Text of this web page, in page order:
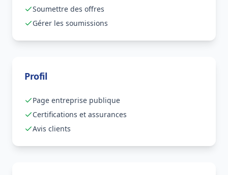
Soumettre des offres
Gérer les soumissions
Profil
Page entreprise publique
Certifications et assurances
Avis clients